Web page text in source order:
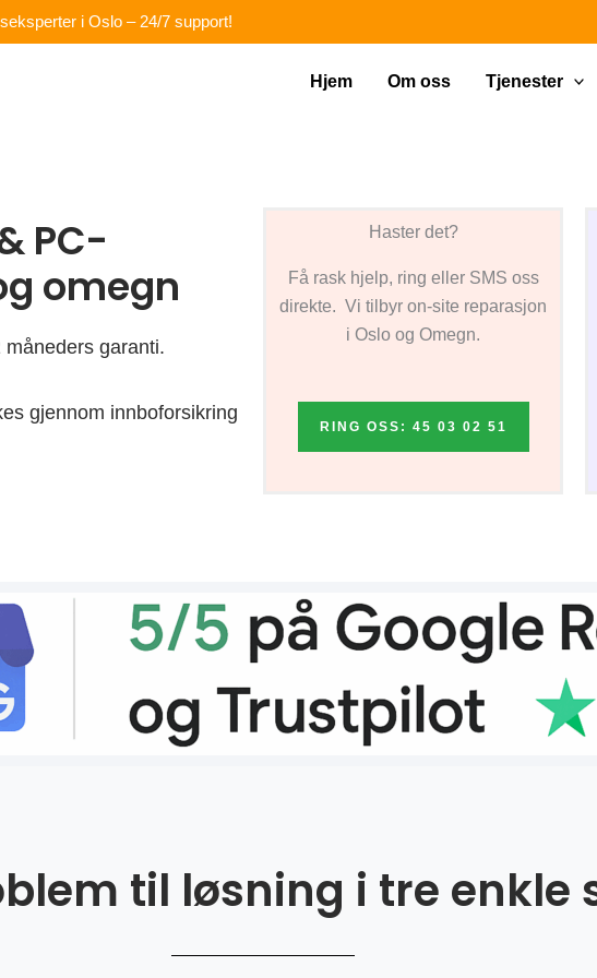
i Oslo – 24/7 support!
Hjem Om oss Tjenester
PC-
omegn
garanti.
gjennom innboforsikring
Haster det?
Få rask hjelp, ring eller SMS oss
direkte. Vi tilbyr on-site reparasjon
i Oslo og Omegn.
RING OSS: 45 03 02 51
til løsning i tre enkle